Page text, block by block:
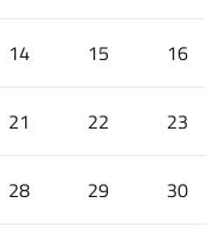
14 15 16
21 22 23
28 29 30